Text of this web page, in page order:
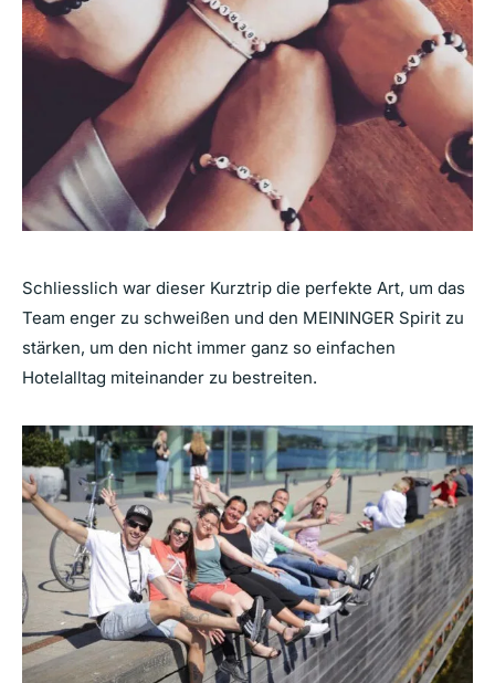
Schliesslich war dieser Kurztrip die perfekte Art, um das
Team enger zu schweißen und den MEININGER Spirit zu
stärken, um den nicht immer ganz so einfachen
Hotelalltag miteinander zu bestreiten.